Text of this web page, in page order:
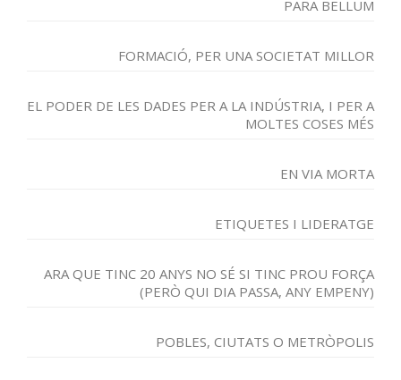
PARA BELLUM
FORMACIÓ, PER UNA SOCIETAT MILLOR
EL PODER DE LES DADES PER A LA INDÚSTRIA, I PER A
MOLTES COSES MÉS
EN VIA MORTA
ETIQUETES I LIDERATGE
ARA QUE TINC 20 ANYS NO SÉ SI TINC PROU FORÇA
(PERÒ QUI DIA PASSA, ANY EMPENY)
POBLES, CIUTATS O METRÒPOLIS